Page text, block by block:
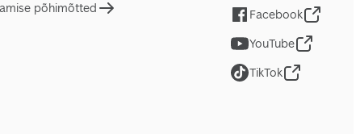
põhimõtted
Facebook
YouTube
TikTok